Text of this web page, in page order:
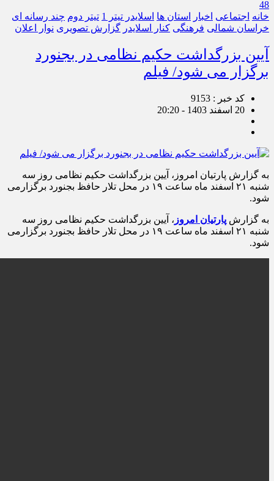
48
خانه اجتماعی اخبار استان ها اسلایدر تیتر 1 تیتر دوم چند رسانه ای
خراسان شمالی فرهنگی کنار اسلایدر گزارش تصویری نوار اعلان
آیین بزرگداشت حکیم نظامی در بجنورد
برگزار می شود/ فیلم
کد خبر : 9153
20 اسفند 1403 - 20:20
به گزارش پارتیان امروز، آیین بزرگداشت حکیم نظامی روز سه
شنبه ۲۱ اسفند ماه ساعت ۱۹ در محل تلار حافظ بجنورد برگزارمی
شود.
به گزارش پارتیان امروز ، آیین بزرگداشت حکیم نظامی روز سه
شنبه ۲۱ اسفند ماه ساعت ۱۹ در محل تلار حافظ بجنورد برگزارمی
شود.